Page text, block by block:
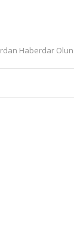
Haberdar Olun